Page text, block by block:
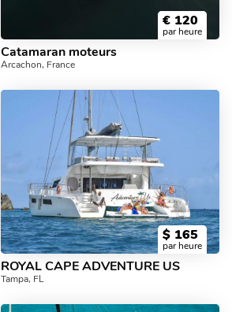
€ 120
par heure
Catamaran moteurs
Arcachon, France
$ 165
par heure
ROYAL CAPE ADVENTURE US
Tampa, FL